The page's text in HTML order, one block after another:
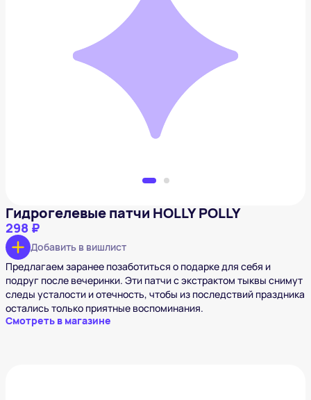
Гидрогелевые патчи HOLLY POLLY
Добавить в вишлист
Гидрогелевые патчи HOLLY POLLY
298 ₽
Добавить в вишлист
Предлагаем заранее позаботиться о подарке для себя и
подруг после вечеринки. Эти патчи с экстрактом тыквы снимут
следы усталости и отечность, чтобы из последствий праздника
остались только приятные воспоминания.
Смотреть в магазине